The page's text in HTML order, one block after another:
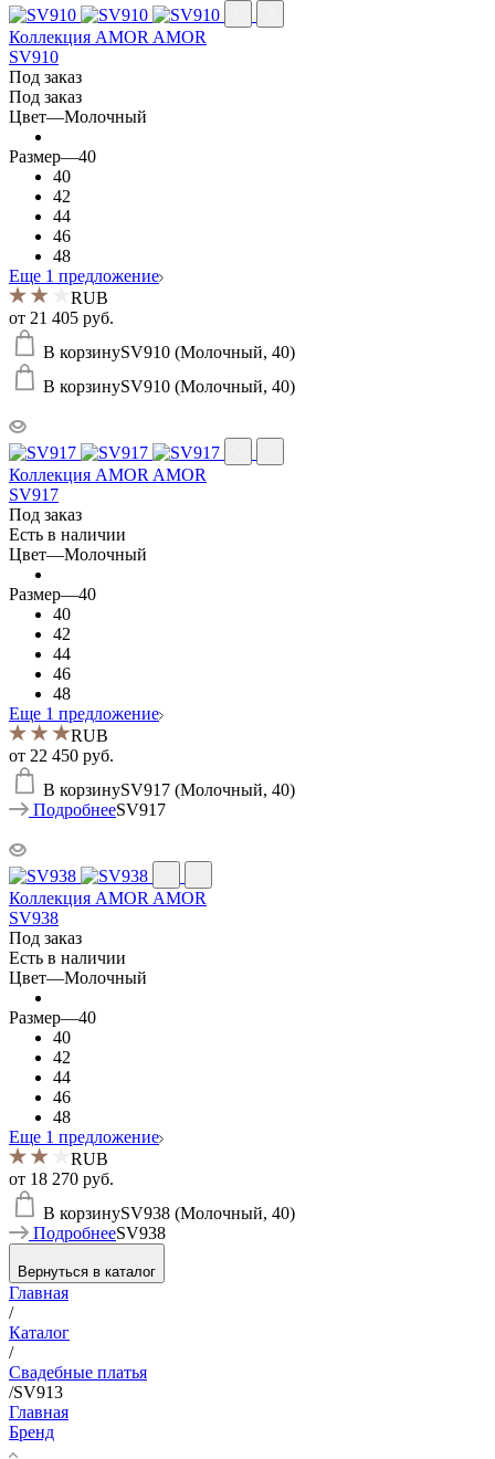
Коллекция AMOR AMOR
SV910
Под заказ
Под заказ
Цвет—Молочный
Размер—40
40
42
44
46
48
Еще 1 предложение
RUB
от 21 405 руб.
В корзинуSV910 (Молочный, 40)
В корзинуSV910 (Молочный, 40)
Коллекция AMOR AMOR
SV917
Под заказ
Есть в наличии
Цвет—Молочный
Размер—40
40
42
44
46
48
Еще 1 предложение
RUB
от 22 450 руб.
В корзинуSV917 (Молочный, 40)
ПодробнееSV917
Коллекция AMOR AMOR
SV938
Под заказ
Есть в наличии
Цвет—Молочный
Размер—40
40
42
44
46
48
Еще 1 предложение
RUB
от 18 270 руб.
В корзинуSV938 (Молочный, 40)
ПодробнееSV938
Вернуться в каталог
Главная
/
Каталог
/
Свадебные платья
/SV913
Главная
Бренд